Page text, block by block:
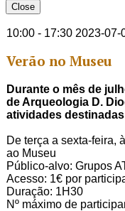
Close
10:00 - 17:30 2023-07-
Verão no Museu
Durante o mês de
de Arqueologia D.
atividades
De terça a sexta-feira,
ao Museu
Público-alvo: Grupos
Acesso: 1€ por
Duração: 1H30
Nº máximo de